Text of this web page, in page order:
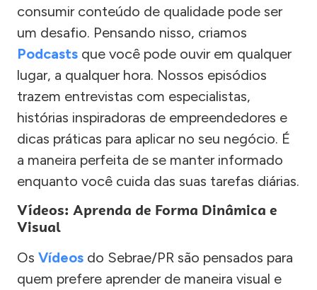
consumir conteúdo de qualidade pode ser
um desafio. Pensando nisso, criamos
Podcasts que você pode ouvir em qualquer
lugar, a qualquer hora. Nossos episódios
trazem entrevistas com especialistas,
histórias inspiradoras de empreendedores e
dicas práticas para aplicar no seu negócio. É
a maneira perfeita de se manter informado
enquanto você cuida das suas tarefas diárias.
Vídeos: Aprenda de Forma Dinâmica e
Visual
Os Vídeos do Sebrae/PR são pensados para
quem prefere aprender de maneira visual e